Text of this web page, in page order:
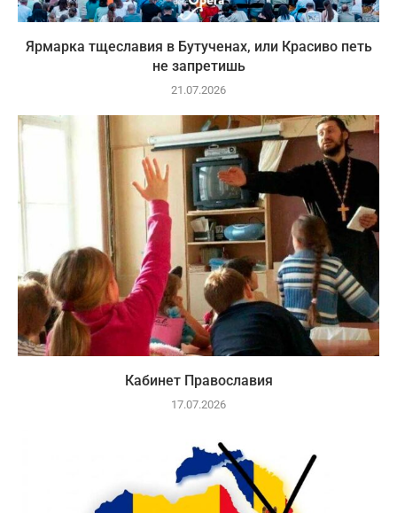
Ярмарка тщеславия в Бутученах, или Красиво петь
не запретишь
21.07.2026
Кабинет Православия
17.07.2026